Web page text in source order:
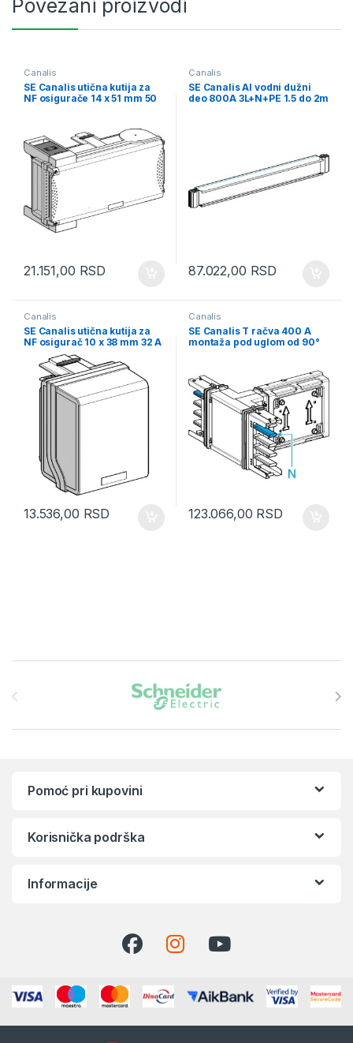
Povezani proizvodi
Canalis
SE Canalis utična kutija za
NF osigurače 14 x 51 mm 50
21.151,00 RSD
Canalis
SE Canalis Al vodni dužni
deo 800A 3L+N+PE 1.5 do 2m
87.022,00 RSD
Canalis
SE Canalis utična kutija za
NF osigurač 10 x 38 mm 32 A
3L + N + PE
13.536,00 RSD
Canalis
SE Canalis T račva 400 A
montaža pod uglom od 90°
123.066,00 RSD
Pomoć pri kupovini
Korisnička podrška
Informacije